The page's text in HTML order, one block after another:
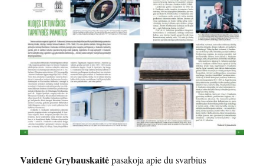
Vaidenė Grybauskaitėpasakoja apie du svarbius